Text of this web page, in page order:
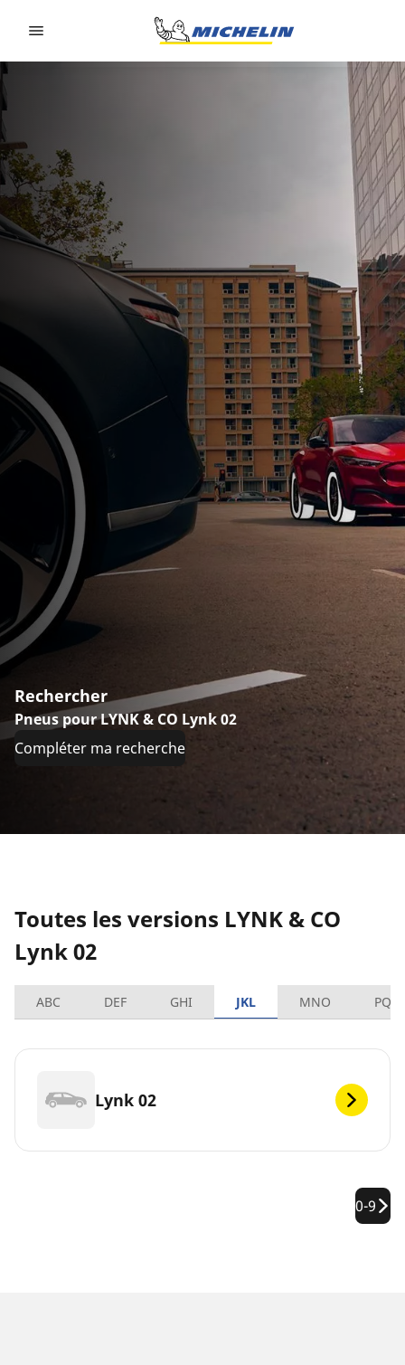
Rechercher
Pneus pour LYNK & CO Lynk 02
Compléter ma recherche
Toutes les versions LYNK & CO
Lynk 02
ABC DEF GHI JKL MNO
Lynk 02
0-9